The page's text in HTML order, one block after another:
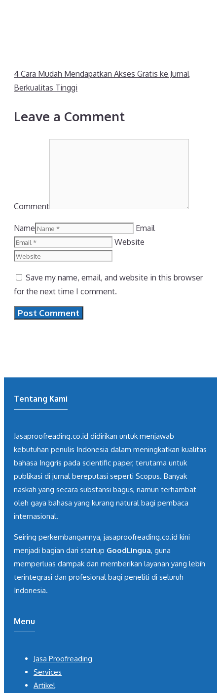
4 Cara Mudah Mendapatkan Akses Gratis ke Jurnal
Berkualitas Tinggi
Leave a Comment
Comment
Name
Email
Website
Save my name, email, and website in this browser
for the next time I comment.
Tentang Kami
Jasaproofreading.co.id didirikan untuk menjawab
kebutuhan penulis Indonesia dalam meningkatkan kualitas
bahasa Inggris pada scientific paper, terutama untuk
publikasi di jurnal bereputasi seperti Scopus. Banyak
naskah yang secara substansi bagus, namun terhambat
oleh gaya bahasa yang kurang natural bagi pembaca
internasional.
Seiring perkembangannya, jasaproofreading.co.id kini
menjadi bagian dari startup GoodLingua, guna
memperluas dampak dan memberikan layanan yang lebih
terintegrasi dan profesional bagi peneliti di seluruh
Indonesia.
Menu
Jasa Proofreading
Services
Artikel